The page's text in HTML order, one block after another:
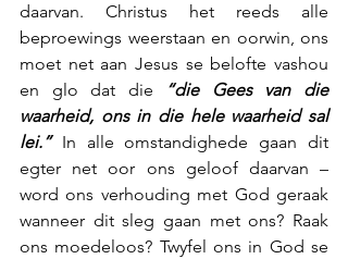
daarvan. Christus het reeds alle
beproewings weerstaan en oorwin, ons
moet net aan Jesus se belofte vashou
en glo dat die
“die Gees van die
waarheid, ons in die hele waarheid sal
lei.” In alle omstandighede gaan dit
egter net oor ons geloof daarvan –
word ons verhouding met God geraak
wanneer dit sleg gaan met ons? Raak
ons moedeloos? Twyfel ons in God se